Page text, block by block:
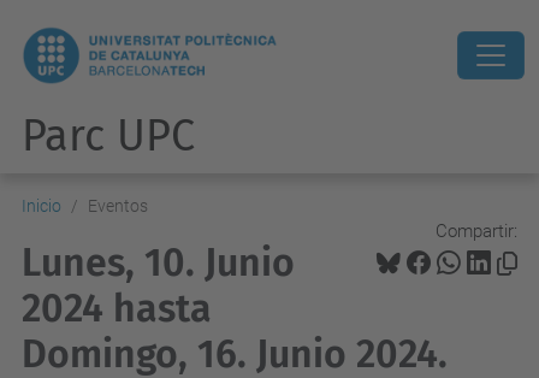
Parc UPC
Inicio Eventos
Compartir:
Lunes, 10. Junio
2024 hasta
Domingo, 16. Junio 2024.